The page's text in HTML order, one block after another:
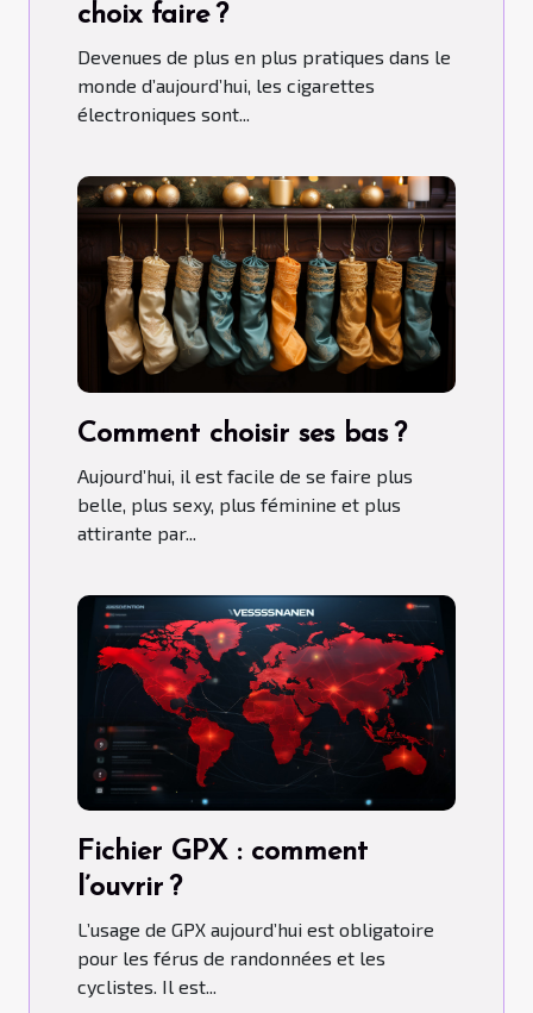
choix faire ?
Devenues de plus en plus pratiques dans le
monde d’aujourd’hui, les cigarettes
électroniques sont...
Comment choisir ses bas ?
Aujourd’hui, il est facile de se faire plus
belle, plus sexy, plus féminine et plus
attirante par...
Fichier GPX : comment
l’ouvrir ?
L’usage de GPX aujourd’hui est obligatoire
pour les férus de randonnées et les
cyclistes. Il est...